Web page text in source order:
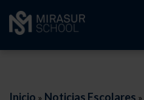
Inicio » Noticias Escolares »